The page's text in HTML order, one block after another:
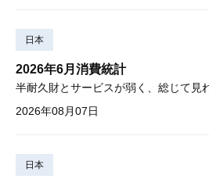
日本
2026年6月消費統計
2026年08月07日
日本